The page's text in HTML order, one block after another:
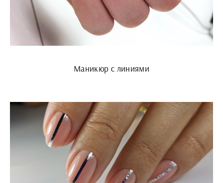
Маникюр с линиями